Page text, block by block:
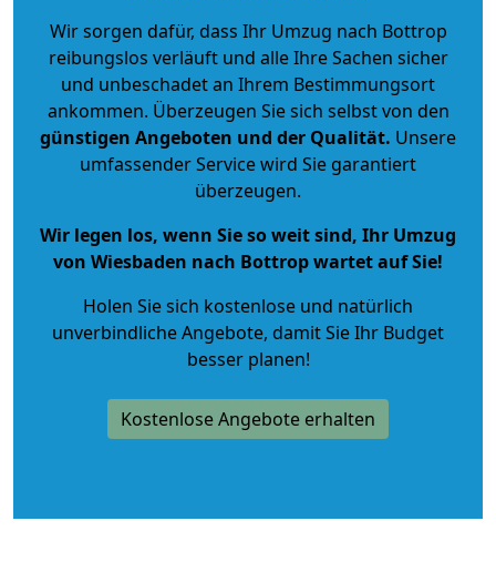
Wir sorgen dafür, dass Ihr Umzug nach Bottrop
reibungslos verläuft und alle Ihre Sachen sicher
und unbeschadet an Ihrem Bestimmungsort
ankommen. Überzeugen Sie sich selbst von den
günstigen Angeboten und der Qualität. Unsere
umfassender Service wird Sie garantiert
überzeugen.
Wir legen los, wenn Sie so weit sind, Ihr Umzug
von Wiesbaden nach Bottrop wartet auf Sie!
Holen Sie sich kostenlose und natürlich
unverbindliche Angebote, damit Sie Ihr Budget
besser planen!
Kostenlose Angebote erhalten